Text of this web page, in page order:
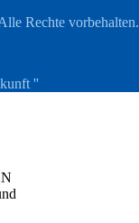
Rechte vorbehalten.
''